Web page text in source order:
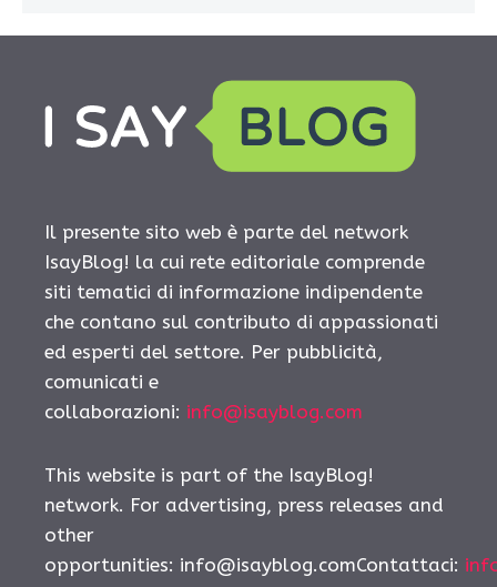
Il presente sito web è parte del network
IsayBlog! la cui rete editoriale comprende
siti tematici di informazione indipendente
che contano sul contributo di appassionati
ed esperti del settore. Per pubblicità,
comunicati e
collaborazioni: info@isayblog.com
This website is part of the IsayBlog!
network. For advertising, press releases and
other
opportunities: info@isayblog.comContattaci: